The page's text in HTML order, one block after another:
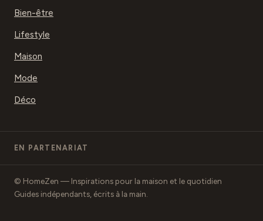
Bien-être
Lifestyle
Maison
Mode
Déco
EN PARTENARIAT
© HomeZen — Inspirations pour la maison et le quotidien
Guides indépendants, écrits à la main.